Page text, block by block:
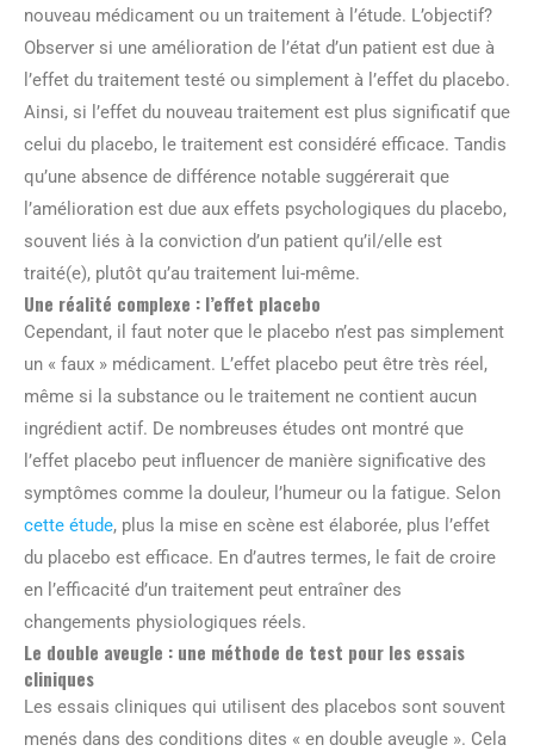
nouveau médicament ou un traitement à l’étude. L’objectif?
Observer si une amélioration de l’état d’un patient est due à
l’effet du traitement testé ou simplement à l’effet du placebo.
Ainsi, si l’effet du nouveau traitement est plus significatif que
celui du placebo, le traitement est considéré efficace. Tandis
qu’une absence de différence notable suggérerait que
l’amélioration est due aux effets psychologiques du placebo,
souvent liés à la conviction d’un patient qu’il/elle est
traité(e), plutôt qu’au traitement lui-même.
Une réalité complexe : l’effet placebo
Cependant, il faut noter que le placebo n’est pas simplement
un « faux » médicament. L’effet placebo peut être très réel,
même si la substance ou le traitement ne contient aucun
ingrédient actif. De nombreuses études ont montré que
l’effet placebo peut influencer de manière significative des
symptômes comme la douleur, l’humeur ou la fatigue. Selon
cette étude, plus la mise en scène est élaborée, plus l’effet
du placebo est efficace. En d’autres termes, le fait de croire
en l’efficacité d’un traitement peut entraîner des
changements physiologiques réels.
Le double aveugle : une méthode de test pour les essais
cliniques
Les essais cliniques qui utilisent des placebos sont souvent
menés dans des conditions dites « en double aveugle ». Cela